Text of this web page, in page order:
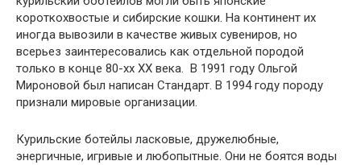
короткохвостые и сибирские кошки. На континент их
иногда вывозили в качестве живых сувениров, но
всерьез заинтересовались как отдельной породой
только в конце 80-хх XX века. В 1991 году Ольгой
Мироновой был написан Стандарт. В 1994 году породу
признали мировые организации.
Курильские ботейлы ласковые, дружелюбные,
энергичные, игривые и любопытные. Они не боятся воды